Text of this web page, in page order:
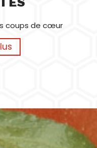
coups de cœur